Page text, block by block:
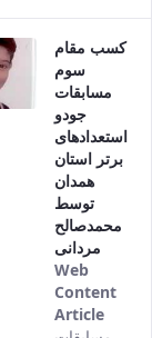
کسب مقام
سوم
مسابقات
جودو
استعدادهای
برتر استان
همدان
توسط
محمدصالح
مردانی
Web
Content
Article